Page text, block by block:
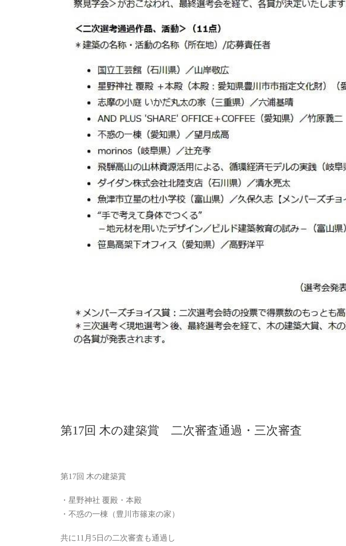
第17回 木の建築賞 二次審査通過・三次審査
第17回 木の建築賞
・星野神社 覆殿・本殿
・不惑の一棟（豊川市篠束の家）
共に11月5日の二次審査も通過し